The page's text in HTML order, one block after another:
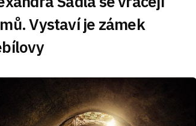
Vystaví je zámek